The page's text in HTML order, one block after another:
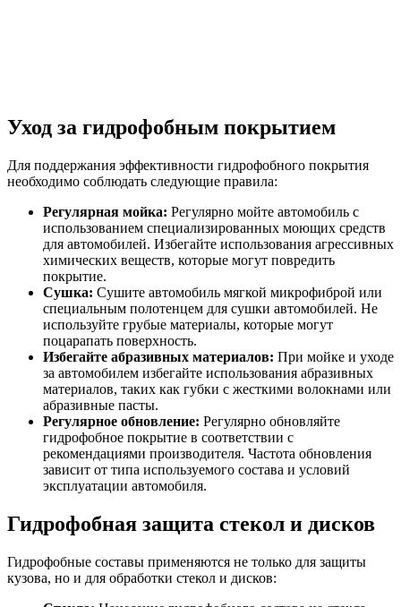
Уход за гидрофобным покрытием
Для поддержания эффективности гидрофобного покрытия
необходимо соблюдать следующие правила:
Регулярная мойка: Регулярно мойте автомобиль с
использованием специализированных моющих средств
для автомобилей. Избегайте использования агрессивных
химических веществ, которые могут повредить
покрытие.
Сушка: Сушите автомобиль мягкой микрофиброй или
специальным полотенцем для сушки автомобилей. Не
используйте грубые материалы, которые могут
поцарапать поверхность.
Избегайте абразивных материалов: При мойке и уходе
за автомобилем избегайте использования абразивных
материалов, таких как губки с жесткими волокнами или
абразивные пасты.
Регулярное обновление: Регулярно обновляйте
гидрофобное покрытие в соответствии с
рекомендациями производителя. Частота обновления
зависит от типа используемого состава и условий
эксплуатации автомобиля.
Гидрофобная защита стекол и дисков
Гидрофобные составы применяются не только для защиты
кузова, но и для обработки стекол и дисков: